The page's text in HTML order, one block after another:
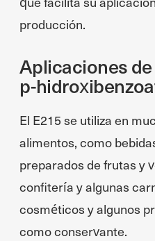
producción.
Aplicaciones
p-
El E215 se utiliza en
alimentos, como
preparados de frutas y
confitería y algunas
cosméticos y algunos
como conservante.